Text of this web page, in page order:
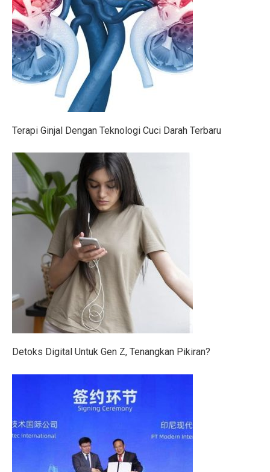
7 Kesalahan Umum Anggaran Bulanan yang Rusak
Tahu atau Tempe, Mana yang Lebih Baik untuk
Mid Caps Jadi Target, Analis Ungkap Strategi Efektif
4 Manfaat Literasi Keuangan Awal, Wajib Ketahui!
Bisakah Menggabungkan Pil KB dengan Alat
Momen Menkeu Purbaya Makan Ayam Penyet di
7 Drama Tiongkok dengan Tokoh Perempuan
Musyarakah Mutanaqisah: Pengertian, Rukun, dan
25 Cerita Sejarah Indonesia yang Menarik untuk Anak-
Batuk Terus-Menerus pada Dewasa, Cari Penyebabnya
5 Tips Beli Tanah dengan Dana Terbatas di Wilayah
Peringatan BMKG: 12 Wilayah Sulawesi Utara
Trump dan Pfizer Sepakat Turunkan Harga Obat di AS
Kerugian Banjir Jakarta Capai Rp 1,6 Triliun,
Musyarakah: Pengertian, Jenis, Syarat, dan Contoh
4 Shio Bangkit dari Keterpurukan Ekonomi di Oktober
Terapi Ginjal Dengan Teknologi Cuci Darah Terbaru
Detoks Digital Untuk Gen Z, Tenangkan Pikiran?